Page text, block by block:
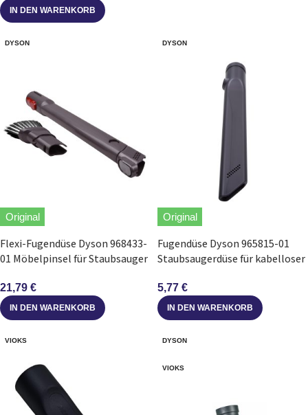
IN DEN WARENKORB
DYSON
Original
Flexi-Fugendüse Dyson 968433-
01 Möbelpinsel für Staubsauger
21,79 €
IN DEN WARENKORB
DYSON
Original
Fugendüse Dyson 965815-01
Staubsaugerdüse für kabelloser
5,77 €
IN DEN WARENKORB
VIOKS DYSON
VIOKS